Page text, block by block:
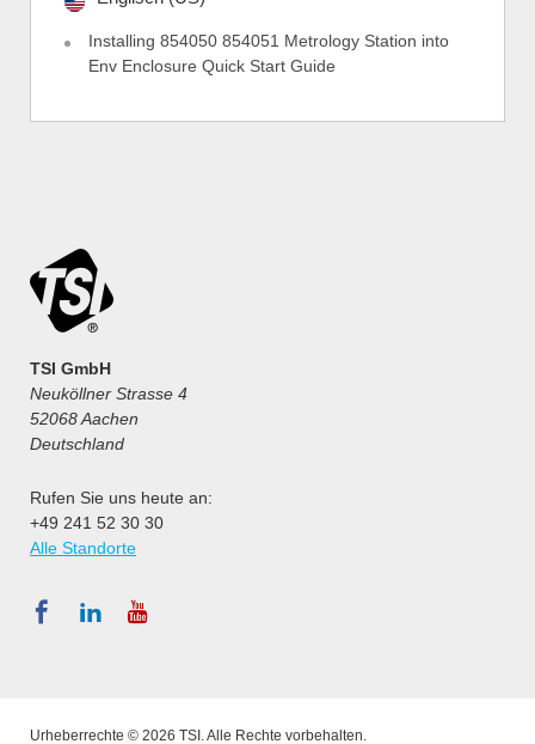
Installing 854050 854051 Metrology Station into
Env Enclosure Quick Start Guide
TSI GmbH
Neuköllner Strasse 4
52068 Aachen
Deutschland
Rufen Sie uns heute an:
+49 241 52 30 30
Alle Standorte
Urheberrechte © 2026 TSI. Alle Rechte vorbehalten.